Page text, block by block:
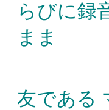
らびに録
まま
友である